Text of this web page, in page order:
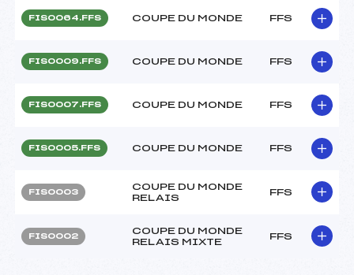
FIS0064.FFS COUPE DU MONDE FFS
FIS0009.FFS COUPE DU MONDE FFS
FIS0007.FFS COUPE DU MONDE FFS
FIS0005.FFS COUPE DU MONDE FFS
FIS0003
COUPE DU MONDE
RELAIS
FFS
FIS0002
COUPE DU MONDE
RELAIS MIXTE
FFS